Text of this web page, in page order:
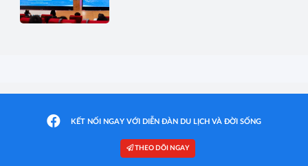
KẾT NỐI NGAY VỚI DIỄN ĐÀN DU LỊCH VÀ ĐỜI SỐNG
THEO DÕI NGAY